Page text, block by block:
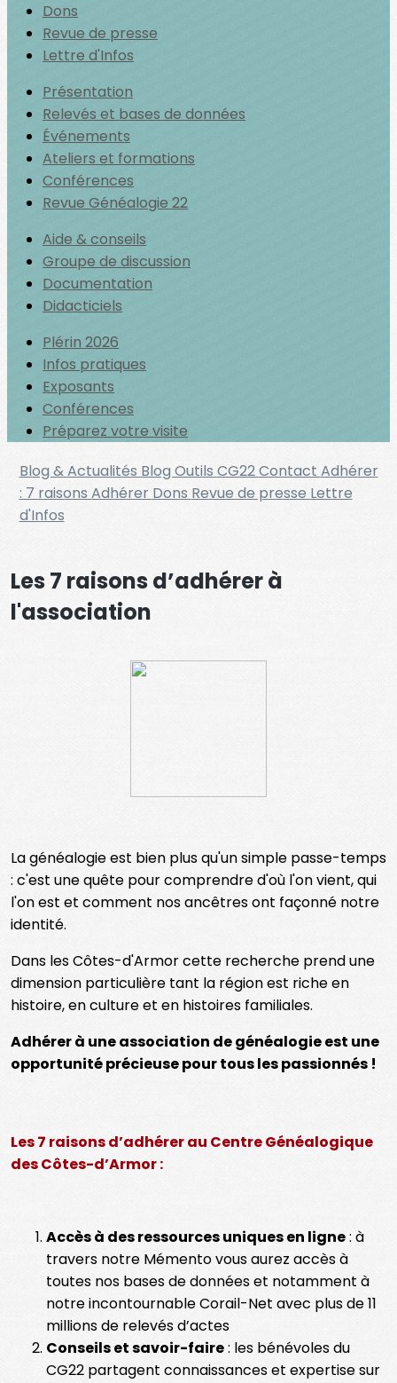
Dons
Revue de presse
Lettre d'Infos
Présentation
Relevés et bases de données
Événements
Ateliers et formations
Conférences
Revue Généalogie 22
Aide & conseils
Groupe de discussion
Documentation
Didacticiels
Plérin 2026
Infos pratiques
Exposants
Conférences
Préparez votre visite
Blog & Actualités Blog Outils CG22Contact Adhérer
: 7 raisons Adhérer Dons Revue de presse Lettre
d'Infos
Les 7 raisons d’adhérer à
l'association
La généalogie est bien plus qu'un simple passe-temps
: c'est une quête pour comprendre d'où l'on vient, qui
l'on est et comment nos ancêtres ont façonné notre
identité.
Dans les Côtes-d'Armor cette recherche prend une
dimension particulière tant la région est riche en
histoire, en culture et en histoires familiales.
Adhérer à une association de généalogie est une
opportunité précieuse pour tous les passionnés !
Les 7 raisons d’adhérer au Centre Généalogique
des Côtes-d’Armor :
Accès à des ressources uniques en ligne: à
travers notre Mémento vous aurez accès à
toutes nos bases de données et notamment à
notre incontournable Corail-Net avec plus de 11
millions de relevés d’actes
Conseils et savoir-faire: les bénévoles du
CG22 partagent connaissances et expertise sur